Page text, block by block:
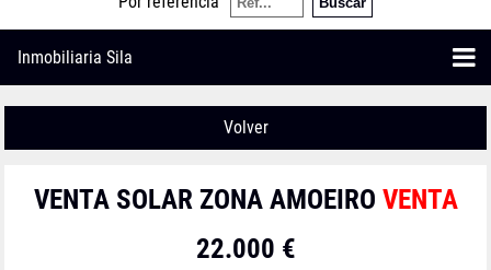
Inmobiliaria Sila
Volver
VENTA SOLAR ZONA AMOEIRO VENTA
22.000 €